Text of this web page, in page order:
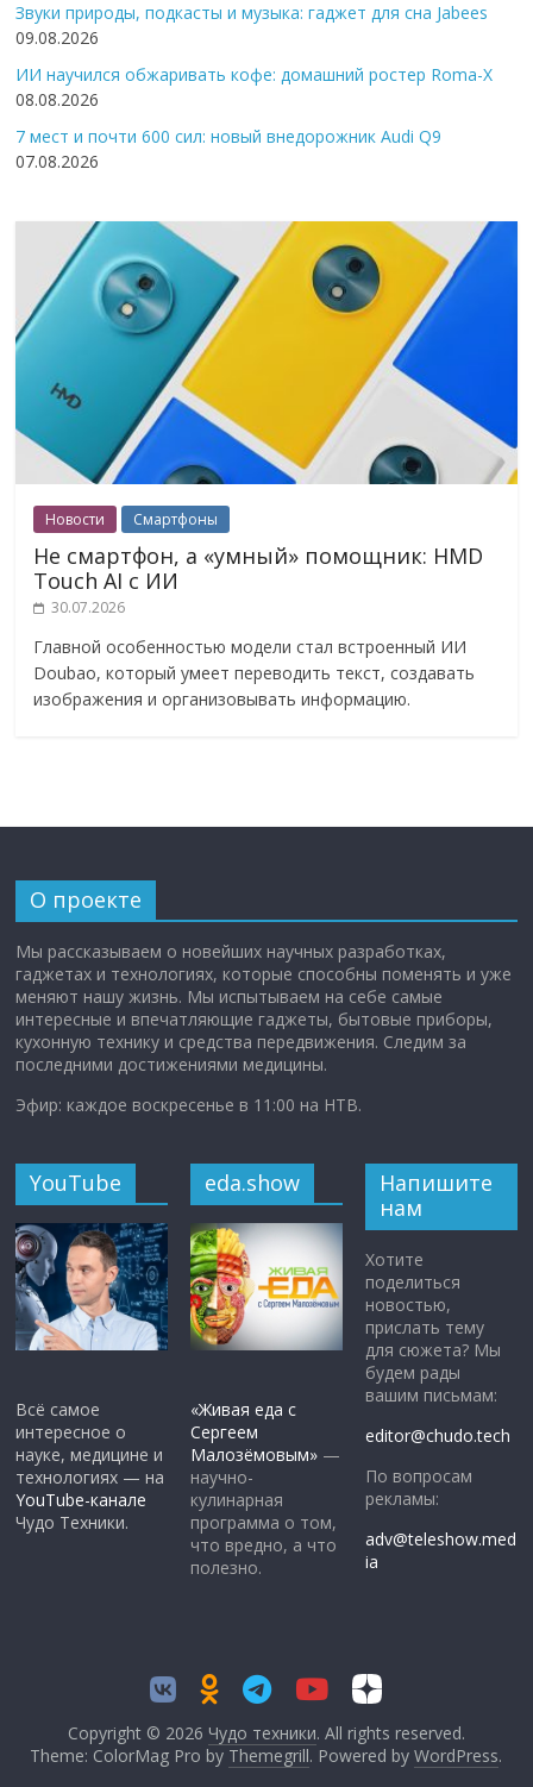
Звуки природы, подкасты и музыка: гаджет для сна Jabees
09.08.2026
ИИ научился обжаривать кофе: домашний ростер Roma-X
08.08.2026
7 мест и почти 600 сил: новый внедорожник Audi Q9
07.08.2026
Новости Смартфоны
Не смартфон, а «умный» помощник: HMD
Touch AI с ИИ
30.07.2026
Главной особенностью модели стал встроенный ИИ
Doubao, который умеет переводить текст, создавать
изображения и организовывать информацию.
О проекте
Мы рассказываем о новейших научных разработках,
гаджетах и технологиях, которые способны поменять и уже
меняют нашу жизнь. Мы испытываем на себе самые
интересные и впечатляющие гаджеты, бытовые приборы,
кухонную технику и средства передвижения. Следим за
последними достижениями медицины.
Эфир: каждое воскресенье в 11:00 на НТВ.
YouTube
Всё самое
интересное о
науке, медицине и
технологиях — на
YouTube-канале
Чудо Техники.
eda.show
«Живая еда с
Сергеем
Малозёмовым» —
научно-
кулинарная
программа о том,
что вредно, а что
полезно.
Напишите
нам
Хотите
поделиться
новостью,
прислать тему
для сюжета? Мы
будем рады
вашим письмам:
editor@chudo.tech
По вопросам
рекламы:
adv@teleshow.med
ia
Copyright © 2026 Чудо техники. All rights reserved.
Theme: ColorMag Pro by Themegrill. Powered byWordPress.